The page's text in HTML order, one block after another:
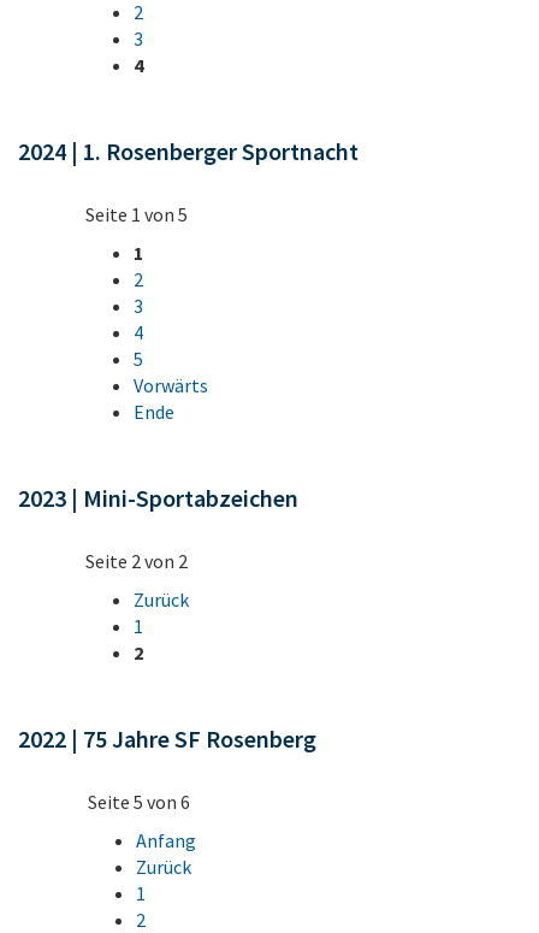
2
3
4
2024 | 1. Rosenberger Sportnacht
Seite 1 von 5
1
2
3
4
5
Vorwärts
Ende
2023 | Mini-Sportabzeichen
Seite 2 von 2
Zurück
1
2
2022 | 75 Jahre SF Rosenberg
Seite 5 von 6
Anfang
Zurück
1
2